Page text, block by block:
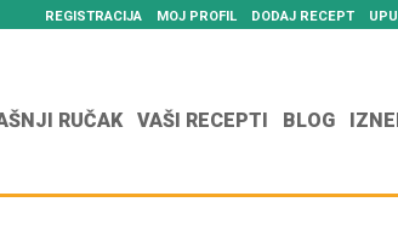
REGISTRACIJA MOJ PROFIL DODAJ RECEPT
RUČAK VAŠI RECEPTI BLOG